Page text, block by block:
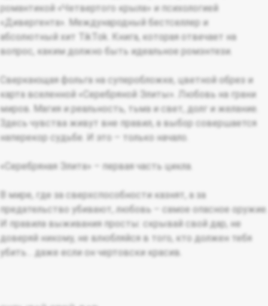
романтикой «Четвертого крыла» и психологией
«Дивергента». Международный бестселлер и
абсолютный хит TikTok. Книга, которая отвечает на
вопрос, каким должно быть идеальное ромэнтези.
Сверкающая фольга на суперобложке, цветной обрез и
карта вселенной «Серебряной Элиты». Любовь на грани
миров. Магия и реальность, тьма и свет, долг и желание.
Здесь чувства живут вне правил, а выбор совершается
наперекор судьбе. И это – только начало.
«Серебряная Элита» – первая часть цикла.
В мире, где за сверхспособности казнят, а за
предательство убивают, любовь – самое опасное оружие.
И правила выживания просты: скрывай свой дар, не
доверяй никому, не влюбляйся в того, кто должен тебя
убить… даже если он чертовски красив.